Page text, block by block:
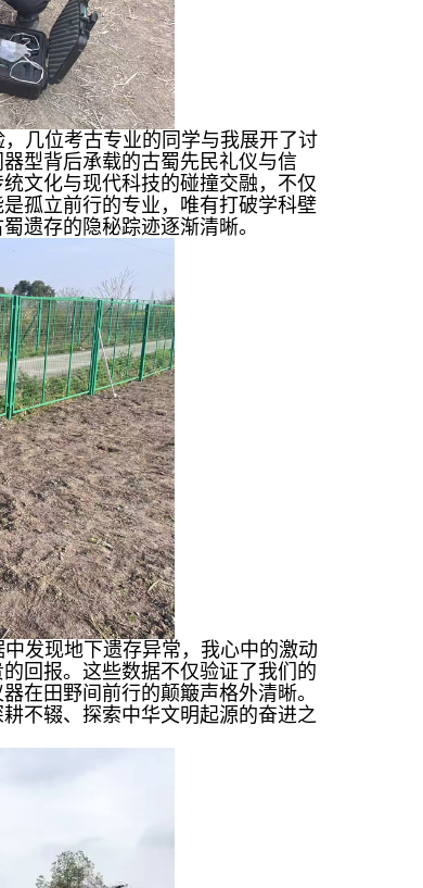
几位考古专业的同学与我展开了讨
型背后承载的古蜀先民礼仪与信
文化与现代科技的碰撞交融，不仅
孤立前行的专业，唯有打破学科壁
遗存的隐秘踪迹逐渐清晰。
发现地下遗存异常，我心中的激动
回报。这些数据不仅验证了我们的
在田野间前行的颠簸声格外清晰。
不辍、探索中华文明起源的奋进之